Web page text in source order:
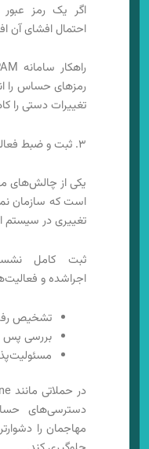
اگر یک رمز عبور
احتمال افشای آن
رمزهای حساس را
تغییرات دستی را
۳. ثبت و ضبط فعالیت مدیران
یکی از چالش‌های
است که سازمان
تغییری در سیستم
ثبت کامل
اجراشده و
تشخیص
بررسی پس
دسترسی‌های
مهاجمان را